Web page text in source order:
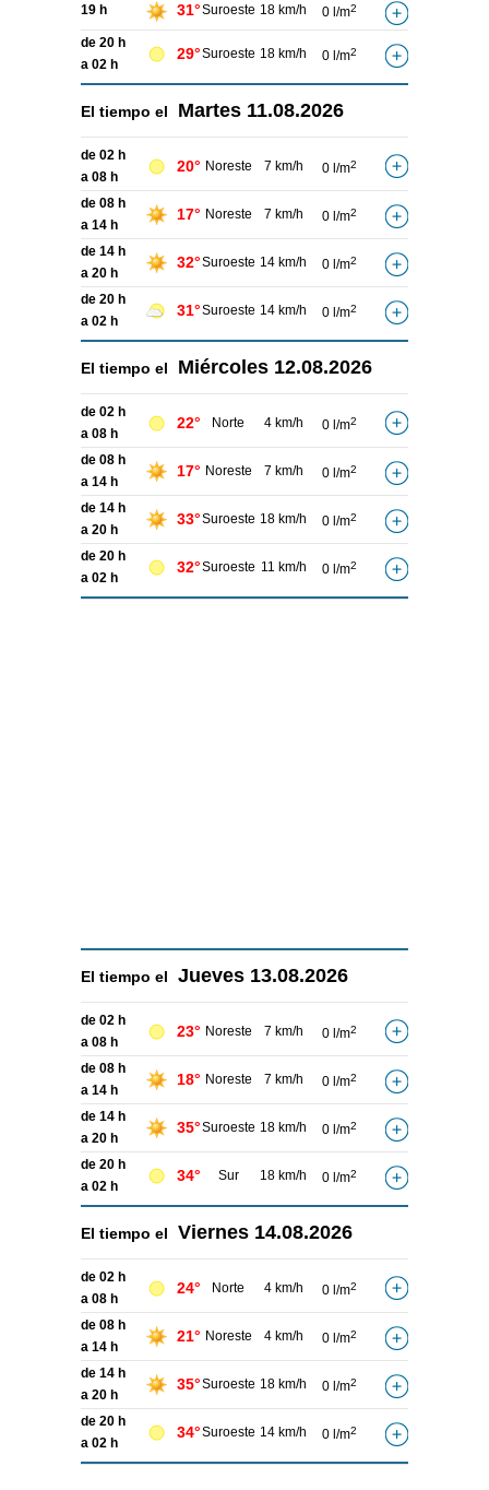
19 h 31°Suroeste 18 km/h 0 l/m2
de 20 h
a 02 h
29°Suroeste 18 km/h 0 l/m2
El tiempo el Martes 11.08.2026
de 02 h
a 08 h
20° Noreste 7 km/h 0 l/m2
de 08 h
a 14 h
17° Noreste 7 km/h 0 l/m2
de 14 h
a 20 h
32°Suroeste 14 km/h 0 l/m2
de 20 h
a 02 h
31°Suroeste 14 km/h 0 l/m2
El tiempo el Miércoles 12.08.2026
de 02 h
a 08 h
22° Norte 4 km/h 0 l/m2
de 08 h
a 14 h
17° Noreste 7 km/h 0 l/m2
de 14 h
a 20 h
33°Suroeste 18 km/h 0 l/m2
de 20 h
a 02 h
32°Suroeste 11 km/h 0 l/m2
El tiempo el Jueves 13.08.2026
de 02 h
a 08 h
23° Noreste 7 km/h 0 l/m2
de 08 h
a 14 h
18° Noreste 7 km/h 0 l/m2
de 14 h
a 20 h
35°Suroeste 18 km/h 0 l/m2
de 20 h
a 02 h
34° Sur 18 km/h 0 l/m2
El tiempo el Viernes 14.08.2026
de 02 h
a 08 h
24° Norte 4 km/h 0 l/m2
de 08 h
a 14 h
21° Noreste 4 km/h 0 l/m2
de 14 h
a 20 h
35°Suroeste 18 km/h 0 l/m2
de 20 h
a 02 h
34°Suroeste 14 km/h 0 l/m2